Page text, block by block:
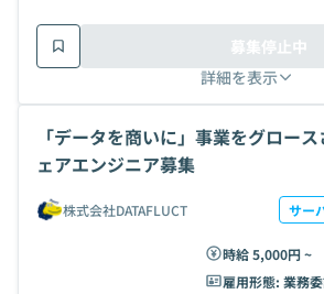
詳細を表示
募集停止中
「データを商いに」事業をグロー
ェアエンジニア募集
株式会社DATAFLUCT サー
時給 5,000円 ~
雇用形態: 業務